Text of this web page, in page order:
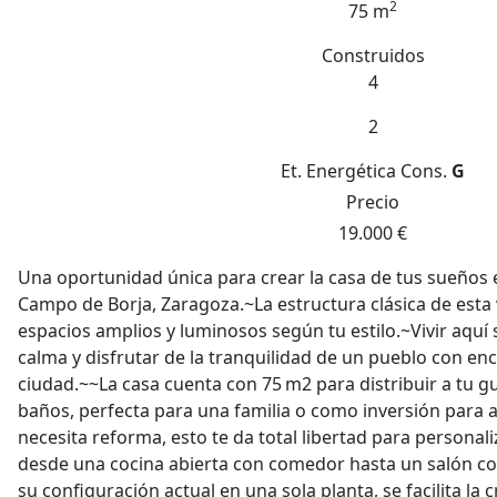
75 m2
Construidos
4
2
Et. Energética Cons. G
Precio
19.000 €
Una oportunidad única para crear la casa de tus sueños
Campo de Borja, Zaragoza.~La estructura clásica de
espacios amplios y luminosos según tu estilo.~Vivir
calma y disfrutar de la tranquilidad de un pueblo con
ciudad.~~La casa cuenta con 75 m2 para distribuir a tu
baños, perfecta para una familia o como inversión para
necesita reforma, esto te da total libertad para
desde una cocina abierta con comedor hasta un salón
su configuración actual en una sola planta, se facilita la